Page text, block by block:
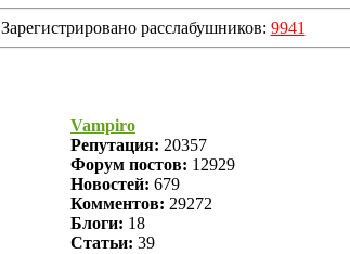
Зарегистрировано расслабушников: 9941
Vampiro
Репутация: 20357
Форум постов: 12929
Новостей: 679
Комментов: 29272
Блоги: 18
Статьи: 39